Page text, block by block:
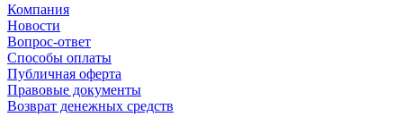
Компания
Новости
Вопрос-ответ
Способы оплаты
Публичная оферта
Правовые документы
Возврат денежных средств